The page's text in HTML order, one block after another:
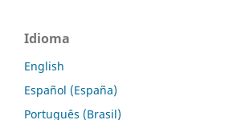
Idioma
English
Español (España)
Português (Brasil)